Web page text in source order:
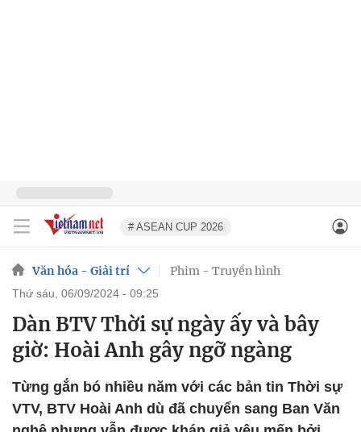
# ASEAN CUP 2026
Văn hóa - Giải trí Phim - Truyền hình
thứ sáu, 06/09/2024 - 09:25
Dàn BTV Thời sự ngày ấy và bây
giờ: Hoài Anh gây ngỡ ngàng
Từng gắn bó nhiều năm với các bản tin Thời sự
VTV, BTV Hoài Anh dù đã chuyển sang Ban Văn